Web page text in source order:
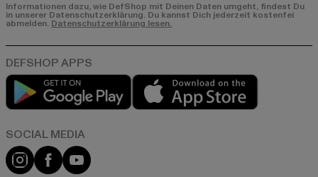
Informationen dazu, wie DefShop mit Deinen Daten umgeht, findest Du
in unserer Datenschutzerklärung. Du kannst Dich jederzeit kostenfei
abmelden. Datenschutzerklärung lesen.
Play market
Instagram
FacebookYouTube